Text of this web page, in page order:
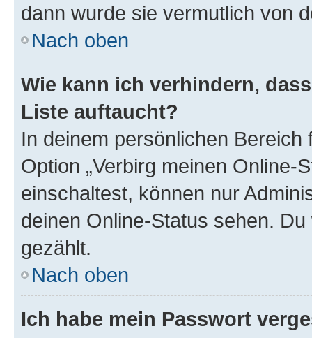
dann wurde sie vermutlich von
Nach oben
Wie kann ich verhindern,
Liste auftaucht?
In deinem persönlichen
Option „Verbirg meinen Online-
einschaltest, können nur
deinen Online-Status sehen.
gezählt.
Nach oben
Ich habe mein Passwort